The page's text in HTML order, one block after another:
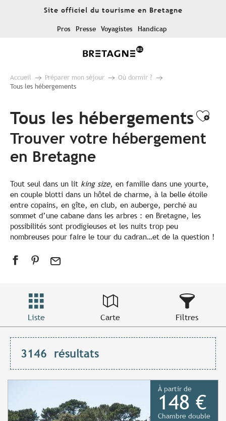
Site officiel du tourisme en Bretagne
Pros Presse Voyagistes Handicap
Accueil Préparer mon séjour
Où dormir ?
Tous les hébergements
Tous les hébergements
Trouver votre hébergement
en Bretagne
Tout seul dans un lit king size, en famille dans une yourte,
en couple blotti dans un hôtel de charme, à la belle étoile
entre copains, en gîte, en club, en auberge, perché au
sommet d’une cabane dans les arbres : en Bretagne, les
possibilités sont prodigieuses et les nuits trop peu
nombreuses pour faire le tour du cadran…et de la question !
Liste Carte Filtres
3146 résultats
À partir de
148 €
Chambre double